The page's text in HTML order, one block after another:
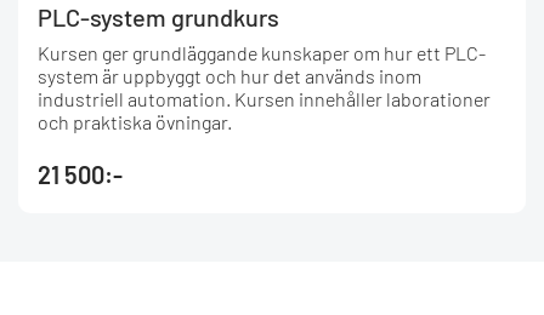
PLC-system grundkurs
Kursen ger grundläggande kunskaper om hur ett PLC-
system är uppbyggt och hur det används inom
industriell automation. Kursen innehåller laborationer
och praktiska övningar.
21 500:-